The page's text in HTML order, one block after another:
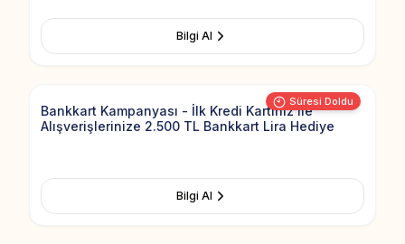
Bilgi Al
Süresi Doldu
Add to
Bankkart Kampanyası - İlk Kredi Kartınız ile
Alışverişlerinize 2.500 TL Bankkart Lira Hediye
Bilgi Al
Add to